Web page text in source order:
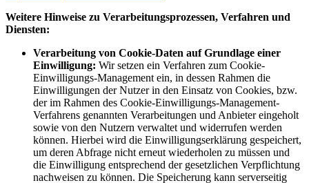
Weitere Hinweise zu Verarbeitungsprozessen, Verfahren und
Diensten:
Verarbeitung von Cookie-Daten auf Grundlage einer
Einwilligung: Wir setzen ein Verfahren zum Cookie-
Einwilligungs-Management ein, in dessen Rahmen die
Einwilligungen der Nutzer in den Einsatz von Cookies, bzw.
der im Rahmen des Cookie-Einwilligungs-Management-
Verfahrens genannten Verarbeitungen und Anbieter eingeholt
sowie von den Nutzern verwaltet und widerrufen werden
können. Hierbei wird die Einwilligungserklärung gespeichert,
um deren Abfrage nicht erneut wiederholen zu müssen und
die Einwilligung entsprechend der gesetzlichen Verpflichtung
nachweisen zu können. Die Speicherung kann serverseitig